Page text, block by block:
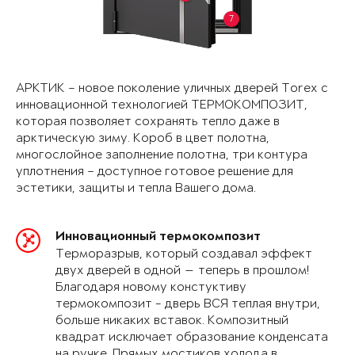
7
АРКТИК – новое поколение уличных дверей Torex с
инновационной технологией ТЕРМОКОМПОЗИТ,
которая позволяет сохранять тепло даже в
арктическую зиму. Короб в цвет полотна,
многослойное заполнение полотна, три контура
уплотнения – доступное готовое решение для
эстетики, защиты и тепла Вашего дома.
Инновационный термокомпозит
Терморазрыв, который создавал эффект
двух дверей в одной — теперь в прошлом!
Благодаря новому констуктиву
термокомпозит - дверь ВСЯ теплая внутри,
больше никаких вставок. Композитный
квадрат исключает образование конденсата